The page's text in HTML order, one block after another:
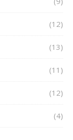
(12)
(13)
(11)
(12)
(4)